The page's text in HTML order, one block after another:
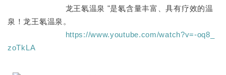
龙王氡温泉 "是氡含量丰富、具有疗效的温
泉！龙王氡温泉。
https://www.youtube.com/watch?v=-oq8_
zoTkLA